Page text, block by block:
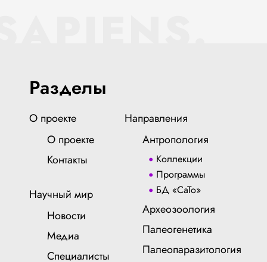
Разделы
О проекте
О проекте
Контакты
Научный мир
Новости
Медиа
Специалисты
Направления
Антропология
Коллекции
Программы
БД «СаТо»
Археозоология
Палеогенетика
Палеопаразитология